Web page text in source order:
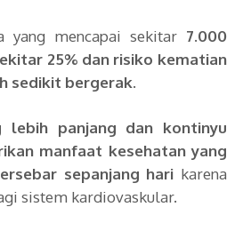
yang mencapai sekitar 7.000
25% dan risiko kematian
sedikit bergerak.
lebih panjang dan kontinyu
manfaat kesehatan yang
sepanjang hari karena
sistem kardiovaskular.